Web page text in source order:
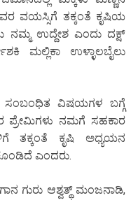
ವಯಸ್ಸಿಗೆ ತಕ್ಕಂತೆ ಕೃಷಿಯ
ನಮ್ಮ ಉದ್ದೇಶ ಎಂದು ದಕ್ಷ್
ಮಲ್ಲಿಕಾ ಉಳ್ಳಾಲಬೈಲು
ಸಂಬಂಧಿತ ವಿಷಯಗಳ ಬಗ್ಗೆ
ಪ್ರೇಮಿಗಳು ನಮಗೆ ಸಹಕಾರ
ತಕ್ಕಂತೆ ಕೃಷಿ ಅಧ್ಯಯನ
ಎಂದರು.
ಗುರು ಆಶ್ವತ್ಥ್ ಮಂಜನಾಡಿ,